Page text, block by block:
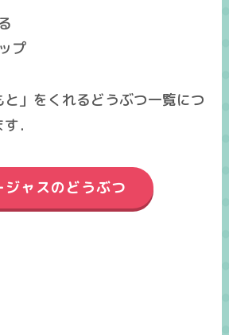
プ
と」をくれるどうぶつ一覧につ
．
ジャスのどうぶつ